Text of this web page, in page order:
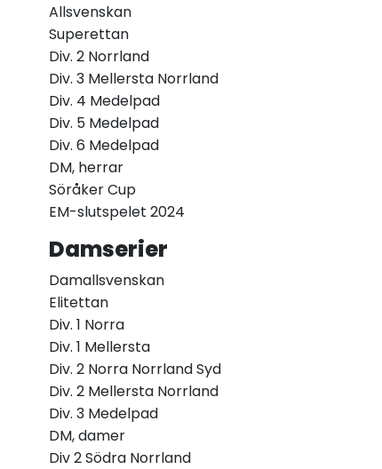
Allsvenskan
Superettan
Div. 2 Norrland
Div. 3 Mellersta Norrland
Div. 4 Medelpad
Div. 5 Medelpad
Div. 6 Medelpad
DM, herrar
Söråker Cup
EM-slutspelet 2024
Damserier
Damallsvenskan
Elitettan
Div. 1 Norra
Div. 1 Mellersta
Div. 2 Norra Norrland Syd
Div. 2 Mellersta Norrland
Div. 3 Medelpad
DM, damer
Div 2 Södra Norrland